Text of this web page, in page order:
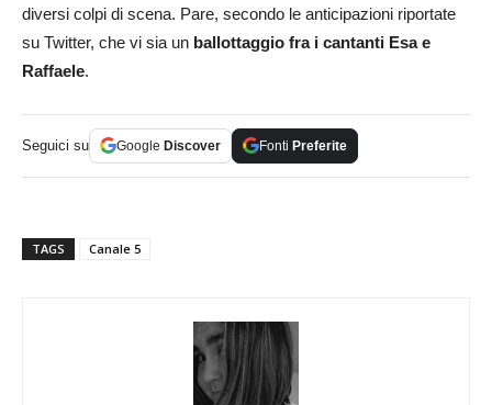
diversi colpi di scena. Pare, secondo le anticipazioni riportate
su Twitter, che vi sia un ballottaggio fra i cantanti Esa e
Raffaele.
Seguici su Google Discover Fonti Preferite
TAGS Canale 5